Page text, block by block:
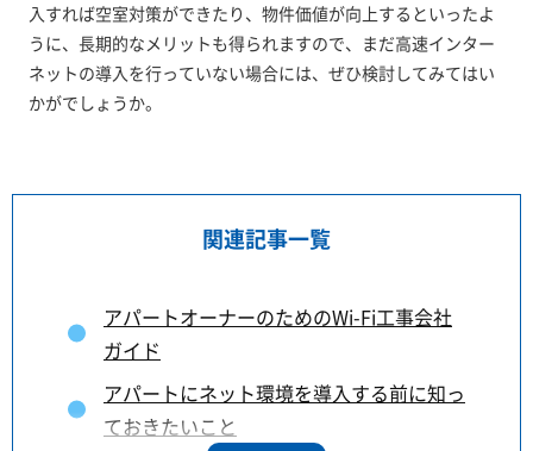
入すれば空室対策ができたり、物件価値が向上するといったよ
うに、長期的なメリットも得られますので、まだ高速インター
ネットの導入を行っていない場合には、ぜひ検討してみてはい
かがでしょうか。
関連記事一覧
アパートオーナーのためのWi-Fi工事会社
ガイド
アパートにネット環境を導入する前に知っ
ておきたいこと